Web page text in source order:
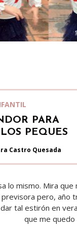
PARA
PEQUES
Castro Quesada
lo mismo. Mira que
pero, año
tal estirón en
que me quedo